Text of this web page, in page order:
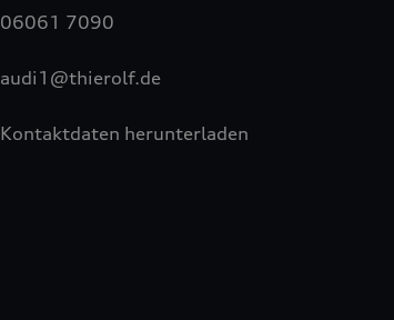
06061 7090
audi1@thierolf.de
Kontaktdaten herunterladen